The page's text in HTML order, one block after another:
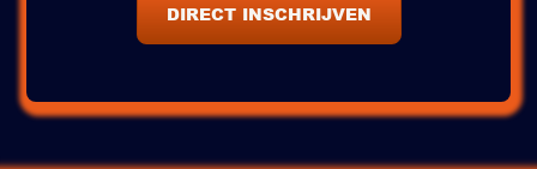
DIRECT INSCHRIJVEN